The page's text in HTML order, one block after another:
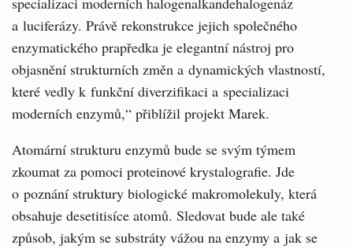
a luciferázy. Právě rekonstrukce jejich společného
enzymatického prapředka je elegantní nástroj pro
objasnění strukturních změn a dynamických vlastností,
které vedly k funkční diverzifikaci a specializaci
moderních enzymů,“ přiblížil projekt Marek.
Atomární strukturu enzymů bude se svým týmem
zkoumat za pomoci proteinové krystalografie. Jde
o poznání struktury biologické makromolekuly, která
obsahuje desetitisíce atomů. Sledovat bude ale také
způsob, jakým se substráty vážou na enzymy a jak se